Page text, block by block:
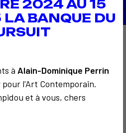
2024 AU 15
BANQUE DU
à Alain-Dominique Perrin
l'Art Contemporain.
et à vous, chers
aussi…